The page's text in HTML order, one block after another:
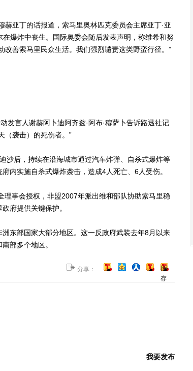
亚丁的话报道，索马里奥林匹克委员会主席亚丁·亚
在爆炸中丧生。国际奥委会随后发表声明，称维希和努
改善索马里民众生活。我们强烈谴责这类野蛮行径。”
言人谢赫阿卜迪阿齐兹·阿布·穆萨卜告诉路透社记
（袭击）的死伤者。”
后，持续在沿海城市通过汽车炸弹、自杀式爆炸等
内实施自杀式爆炸袭击，造成4人死亡、6人受伤。
事会授权，非盟2007年派出维和部队协助索马里稳
府提供关键保护。
部国家大部分地区。这一反政府武装去年8月以来
部多个地区。
分享：
[保
存
我要发布